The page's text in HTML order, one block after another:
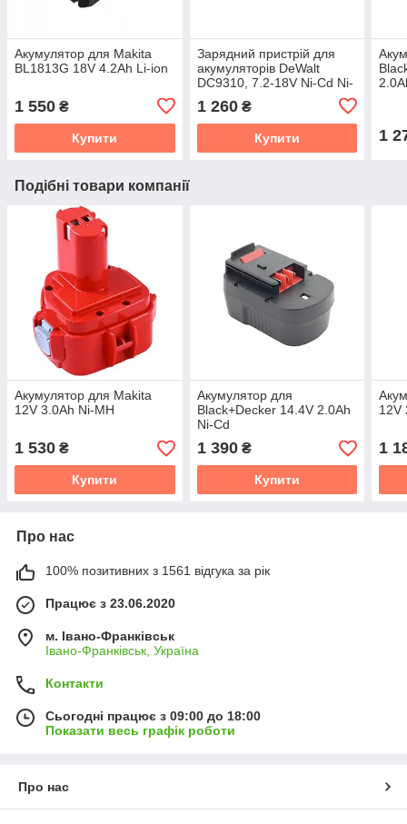
Акумулятор для Makita
BL1813G 18V 4.2Ah Li-ion
1 550 ₴
Купити
Зарядний пристрій для
акумуляторів DeWalt
DC9310, 7.2-18V Ni-Cd Ni-
1 260₴
Купити 1
Подібні товари компанії
Акумулятор для Makita
12V 3.0Ah Ni-MH
1 530 ₴
Купити
Акумулятор для
Black+Decker 14.4V 2.0Ah
Ni-Cd
1 390₴
Купити
12V
1
Про нас
100% позитивних з 1561 відгука за рік
Працює з 23.06.2020
м. Івано-Франківськ
Івано-Франківськ, Україна
Контакти
Сьогодні працює з 09:00 до 18:00
Показати весь графік роботи
Про нас